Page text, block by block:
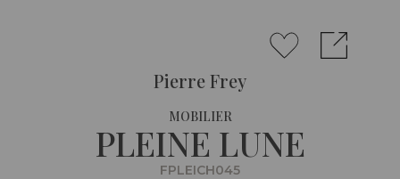
Pierre Frey
MOBILIER
PLEINE LUNE
FPLEICH045